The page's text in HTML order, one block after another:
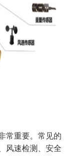
重要。常见的
风速检测、安全